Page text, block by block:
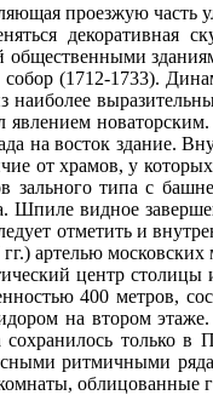
проезжую часть
декоративная
собор (1712-1733).
наиболее
явлением
на восток
от храмов, у
зального типа с
Шпиле видное
отметить и
артелью московских
центр столицы
400 метров,
на втором
сохранилось только
ритмичными
облицованные